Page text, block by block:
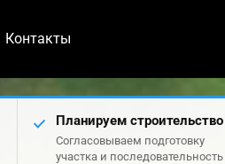
Контакты
Планируем строительство
Согласовываем подготовку
участка и последовательность